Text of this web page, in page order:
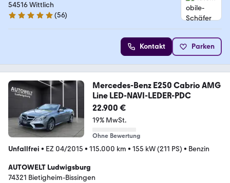
54516 Wittlich
4.9 Sterne
(56)
Kontakt Parken
Mercedes-Benz E250 Cabrio AMG
Line LED-NAVI-LEDER-PDC
22.900 €
19% MwSt.
Ohne Bewertung
Unfallfrei • EZ 04/2015 • 115.000 km • 155 kW (211 PS) • Benzin
AUTOWELT Ludwigsburg
74321 Bietigheim-Bissingen